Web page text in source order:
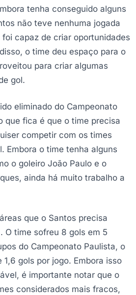
tenha conseguido alguns
não teve nenhuma jogada
capaz de criar oportunidades
o time deu espaço para o
para criar algumas
gol.
eliminado do Campeonato
que fica é que o time precisa
competir com os times
Embora o time tenha alguns
o goleiro João Paulo e o
ainda há muito trabalho a
que o Santos precisa
O time sofreu 8 gols em 5
do Campeonato Paulista, o
1,6 gols por jogo. Embora isso
é importante notar que o
considerados mais fracos,